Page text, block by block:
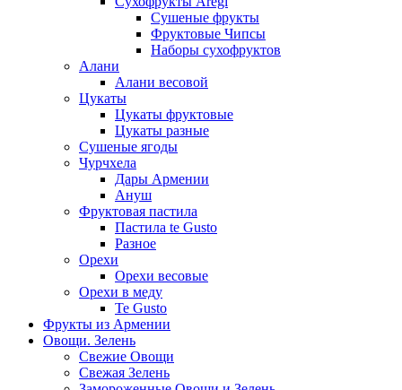
Сушеные фрукты
Фруктовые Чипсы
Наборы сухофруктов
Алани
Алани весовой
Цукаты
Цукаты фруктовые
Цукаты разные
Сушеные ягоды
Чурчхела
Дары Армении
Ануш
Фруктовая пастила
Пастила te Gusto
Разное
Орехи
Орехи весовые
Орехи в меду
Te Gusto
Фрукты из Армении
Овощи. Зелень
Свежие Овощи
Свежая Зелень